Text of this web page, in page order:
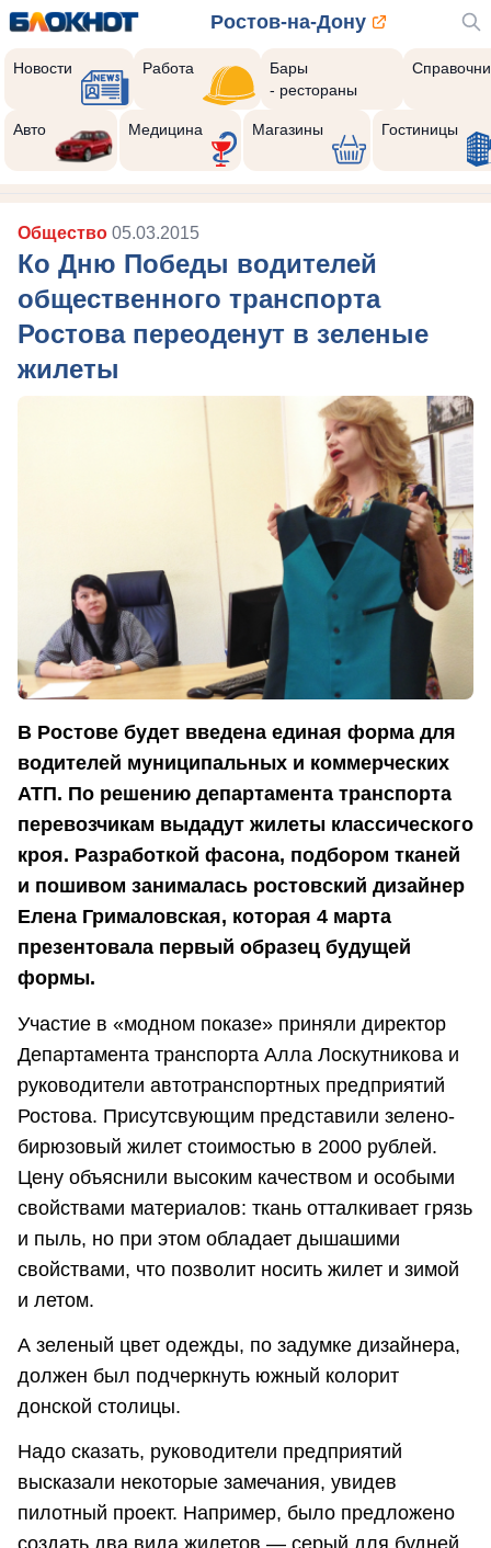
Ростов-на-Дону
Новости Работа
Бары
- рестораны
Авто Медицина Магазины Гостиницы
Общество 05.03.2015
Ко Дню Победы водителей
общественного транспорта
Ростова переоденут в зеленые
жилеты
В Ростове будет введена единая форма для
водителей муниципальных и коммерческих
АТП. По решению департамента транспорта
перевозчикам выдадут жилеты классического
кроя. Разработкой фасона, подбором тканей
и пошивом занималась ростовский дизайнер
Елена Грималовская, которая 4 марта
презентовала первый образец будущей
формы.
Участие в «модном показе» приняли директор
Департамента транспорта Алла Лоскутникова и
руководители автотранспортных предприятий
Ростова. Присутсвующим представили зелено-
бирюзовый жилет стоимостью в 2000 рублей.
Цену объяснили высоким качеством и особыми
свойствами материалов: ткань отталкивает грязь
и пыль, но при этом обладает дышашими
свойствами, что позволит носить жилет и зимой
и летом.
А зеленый цвет одежды, по задумке дизайнера,
должен был подчеркнуть южный колорит
донской столицы.
Надо сказать, руководители предприятий
высказали некоторые замечания, увидев
пилотный проект. Например, было предложено